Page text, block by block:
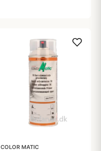
COLOR MATIC